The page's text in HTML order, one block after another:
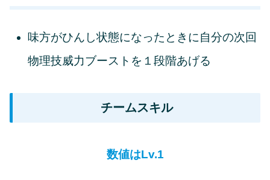
味方がひんし状態になったときに自分の次回
物理技威力ブーストを１段階あげる
チームスキル
数値はLv.1